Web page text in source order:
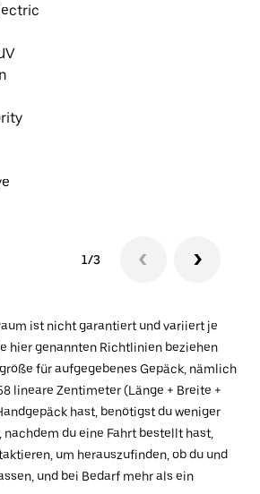
1/3
ist nicht garantiert und variiert je
hier genannten Richtlinien beziehen
für aufgegebenes Gepäck, nämlich
lineare Zentimeter (Länge + Breite +
hast, benötigst du weniger
nachdem du eine Fahrt bestellt hast,
um herauszufinden, ob du und
und bei Bedarf mehr als ein